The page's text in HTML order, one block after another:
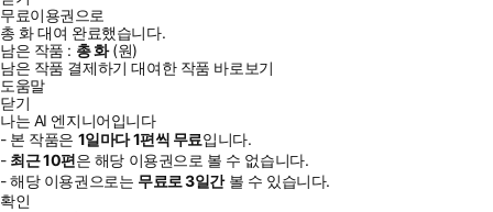
무료이용권으로
총 화대여 완료했습니다.
남은 작품 : 총화(원)
남은 작품 결제하기 대여한 작품 바로보기
도움말
닫기
나는 AI 엔지니어입니다
- 본 작품은 1일마다1편씩 무료입니다.
- 최근10편은 해당 이용권으로 볼 수 없습니다.
- 해당 이용권으로는 무료로3일간볼 수 있습니다.
확인